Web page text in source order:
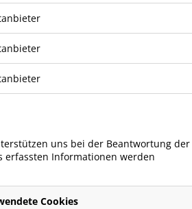
uns bei der Beantwortung der
erfassten Informationen werden
Cookies